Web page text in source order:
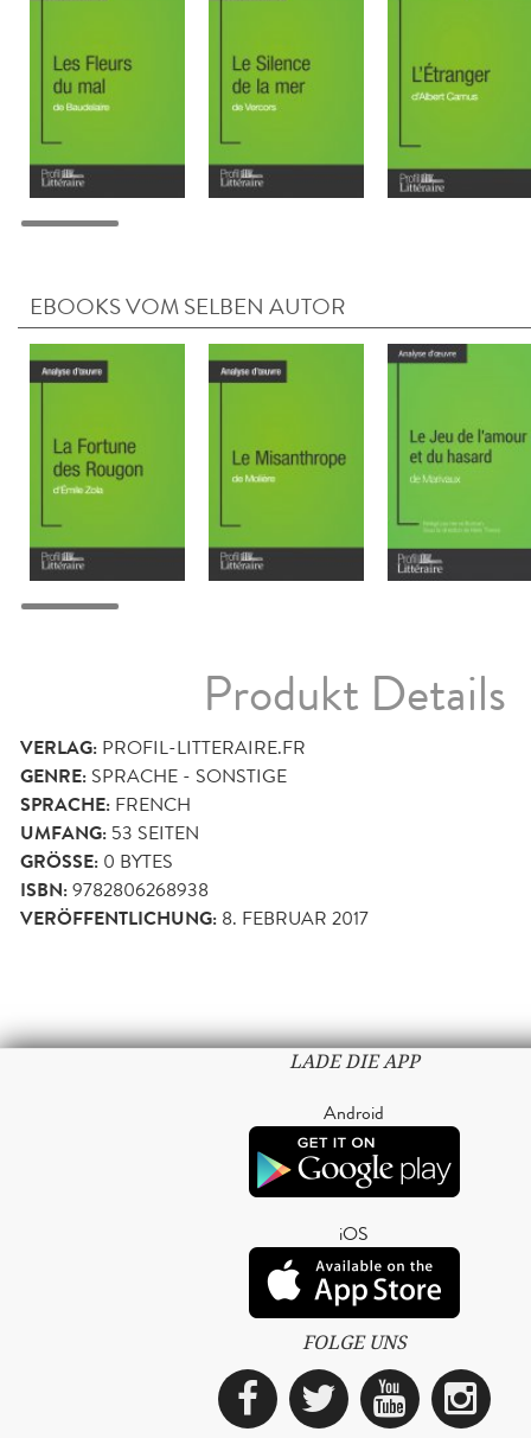
EBOOKS VOM SELBEN AUTOR
Produkt Details
VERLAG: PROFIL-LITTERAIRE.FR
GENRE: SPRACHE - SONSTIGE
SPRACHE: FRENCH
UMFANG: 53 SEITEN
GRÖSSE: 0 BYTES
ISBN:9782806268938
VERÖFFENTLICHUNG: 8. FEBRUAR 2017
LADE DIE APP
Android
iOS
FOLGE UNS
Facebook
Twitter